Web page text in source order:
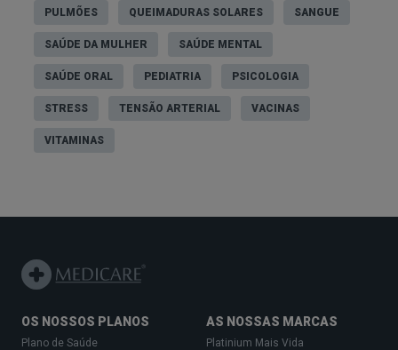
PULMÕES QUEIMADURAS SOLARES SANGUE
SAÚDE DA MULHER SAÚDE MENTAL
SAÚDE ORAL PEDIATRIA PSICOLOGIA
STRESS TENSÃO ARTERIAL VACINAS
VITAMINAS
OS NOSSOS PLANOS
Plano de Saúde
AS NOSSAS MARCAS
Platinium Mais Vida